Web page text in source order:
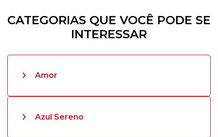
CATEGORIAS QUE VOCÊ PODE SE
INTERESSAR
Amor
Azul Sereno